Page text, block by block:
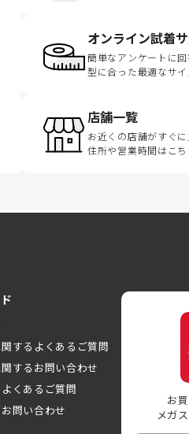
オンライン試着
簡単なアンケートに
型に合った最適なサイ
店舗一覧
お近くの店舗がすぐに
住所や営業時間はこち
するよくあるご質問
するお問い合わせ
くあるご質問
問い合わせ
お
メガ